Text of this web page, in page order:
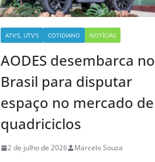
ATV'S, UTV'S COTIDIANO NOTÍCIAS
AODES desembarca no
Brasil para disputar
espaço no mercado de
quadriciclos
2 de julho de 2026 Marcelo Souza